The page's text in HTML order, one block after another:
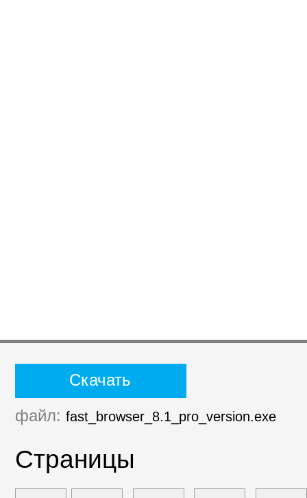
Страницы
файл: fast_browser_8.1_pro_version.exe
Скачать